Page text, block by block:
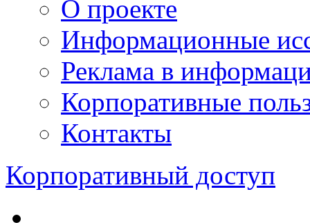
О проекте
Информационные
Реклама в
Корпоративные
Контакты
Корпоративный доступ